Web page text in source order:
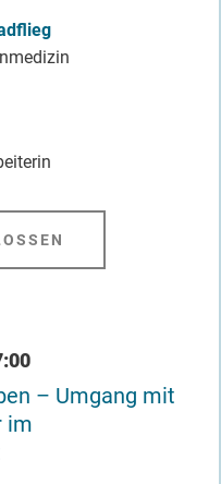
– Umgang mit
im